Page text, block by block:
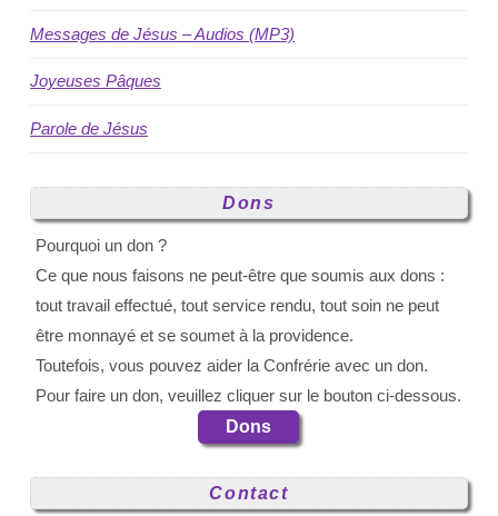
Messages de Jésus – Audios (MP3)
Joyeuses Pâques
Parole de Jésus
Dons
Pourquoi un don ?
Ce que nous faisons ne peut-être que soumis aux dons :
tout travail effectué, tout service rendu, tout soin ne peut
être monnayé et se soumet à la providence.
Toutefois, vous pouvez aider la Confrérie avec un don.
Pour faire un don, veuillez cliquer sur le bouton ci-dessous.
Dons
Contact